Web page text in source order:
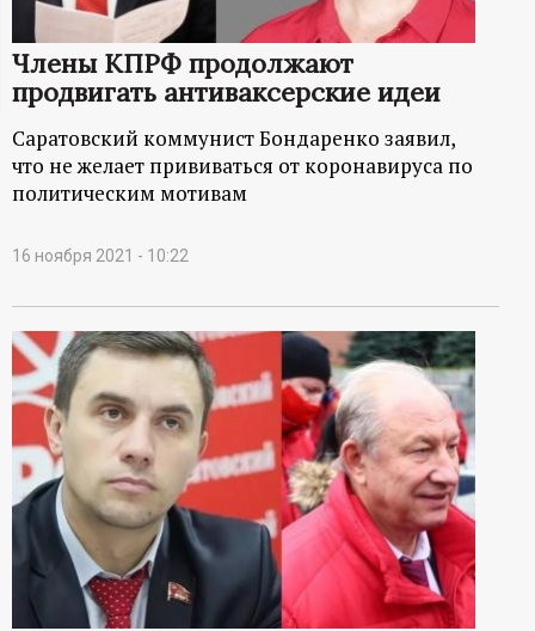
м
а
ц
и
о
н
н
ы
й
п
о
Члены КПРФ продолжают
продвигать антиваксерские идеи
Саратовский коммунист Бондаренко заявил,
что не желает прививаться от коронавируса по
политическим мотивам
16 ноября 2021 - 10:22